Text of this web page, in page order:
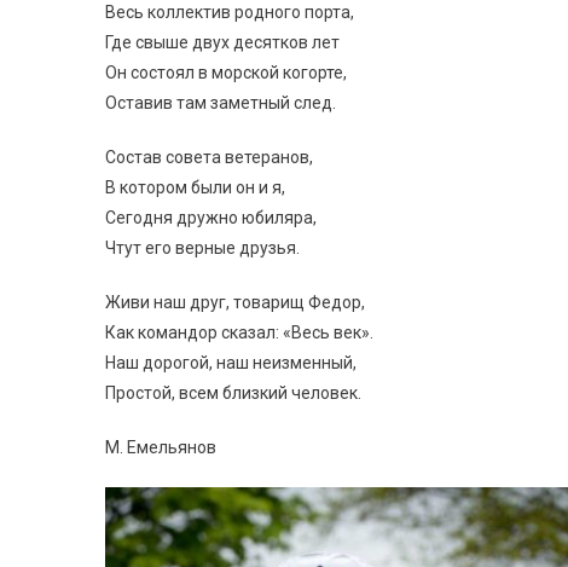
Весь коллектив родного порта,
Где свыше двух десятков лет
Он состоял в морской когорте,
Оставив там заметный след.
Состав совета ветеранов,
В котором были он и я,
Сегодня дружно юбиляра,
Чтут его верные друзья.
Живи наш друг, товарищ Федор,
Как командор сказал: «Весь век».
Наш дорогой, наш неизменный,
Простой, всем близкий человек.
М. Емельянов